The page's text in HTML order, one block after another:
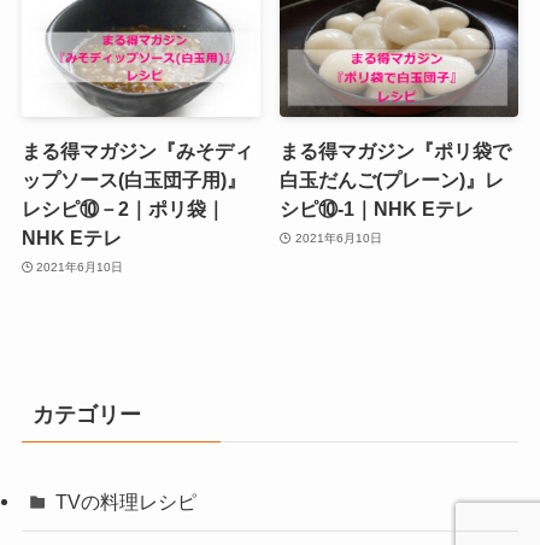
まる得マガジン『みそディ
ップソース(白玉団子用)』
レシピ⑩－2｜ポリ袋｜
NHK Eテレ
2021年6月10日
まる得マガジン『ポリ袋で
白玉だんご(プレーン)』レ
シピ⑩‐1｜NHK Eテレ
2021年6月10日
カテゴリー
TVの料理レシピ